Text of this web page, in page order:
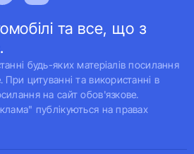
та все, що з
будь-яких матеріалів посилання
цитуванні та використанні в
на сайт обов'язкове.
публікуються на правах